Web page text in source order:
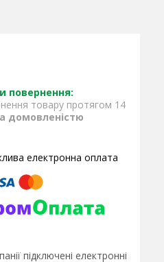
товару протягом 14
домовленістю
підключені електронні